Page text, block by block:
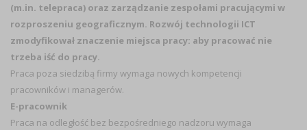
(m.in. telepraca) oraz zarządzanie zespołami pracującymi w
rozproszeniu geograficznym. Rozwój technologii ICT
zmodyfikował znaczenie miejsca pracy: aby pracować nie
trzeba iść do pracy.
Praca poza siedzibą firmy wymaga nowych kompetencji
pracowników i managerów.
E-pracownik
Praca na odległość bez bezpośredniego nadzoru wymaga